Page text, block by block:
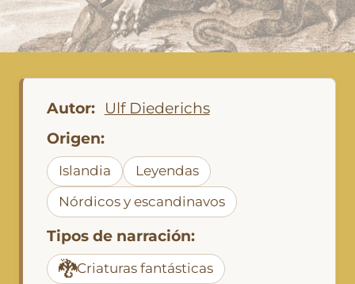
Autor:
Ulf Diederichs
Origen:
Islandia
Leyendas
Nórdicos y escandinavos
Tipos de narración:
🐉Criaturas fantásticas